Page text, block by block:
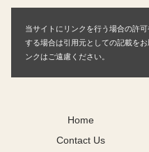
当サイトにリンクを行う場合の許
する場合は引用元としての記載を
ンクはご遠慮ください。
Home
Contact Us